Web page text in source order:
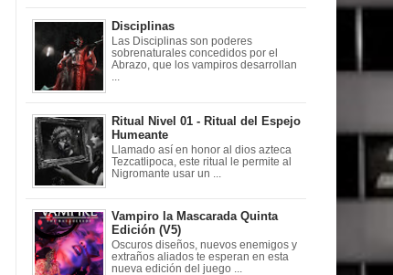
Disciplinas
Las Disciplinas son poderes
sobrenaturales concedidos por el
Abrazo, que los vampiros desarrollan
Ritual Nivel 01 - Ritual del Espejo
Humeante
Llamado así en honor al dios azteca
Tezcatlipoca, este ritual le permite al
Nigromante usar un ...
Vampiro la Mascarada Quinta
Edición (V5)
Oscuros diseños, nuevos enemigos y
extraños aliados te esperan en esta
nueva edición del juego ...